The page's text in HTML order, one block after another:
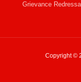
Grievance
Copyright ©